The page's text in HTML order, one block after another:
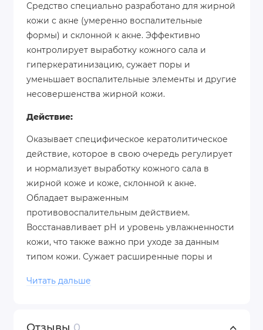
Средство специально разработано для жирной
кожи с акне (умеренно воспалительные
формы) и склонной к акне. Эффективно
контролирует выработку кожного сала и
гиперкератинизацию, сужает поры и
уменьшает воспалительные элементы и другие
несовершенства жирной кожи.
Действие:
Оказывает специфическое кератолитическое
действие, которое в свою очередь регулирует
и нормализует выработку кожного сала в
жирной коже и коже, склонной к акне.
Обладает выраженным
противовоспалительным действием.
Восстанавливает рН и уровень увлажненности
кожи, что также важно при уходе за данным
типом кожи. Сужает расширенные поры и
соответственно, уменьшает жирный блеск и
Читать дальше